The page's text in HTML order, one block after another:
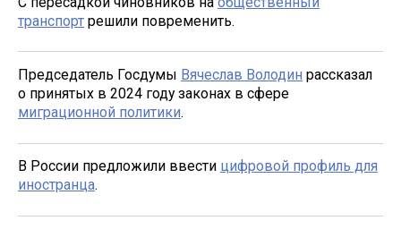
транспорт решили повременить.
Председатель Госдумы Вячеслав Володин рассказал
о принятых в 2024 году законах в сфере
миграционной политики.
В России предложили ввести цифровой профиль для
иностранца.